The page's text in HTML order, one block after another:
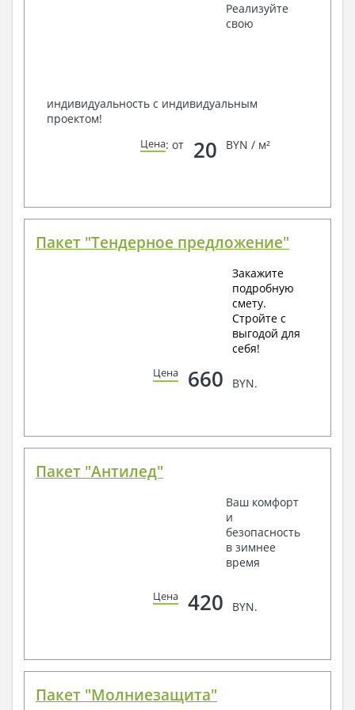
Получить профессиональную консультацию у
наших специалистов, Вы можете любым
Реализуйте
свою
индивидуальность с индивидуальным
проектом!
Цена: от 20 BYN / м²
Пакет "Тендерное предложение"
Закажите
подробную
смету.
Стройте с
выгодой для
себя!
Цена 660 BYN.
Пакет "Антилед"
Ваш комфорт
и
безопасность
в зимнее
время
Цена 420 BYN.
Пакет "Молниезащита"